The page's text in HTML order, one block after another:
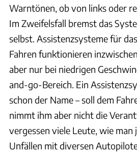
Warntönen, ob von links oder
Im Zweifelsfall bremst das
selbst. Assistenzsysteme für
Fahren funktionieren
aber nur bei niedrigen
and-go-Bereich. Ein
schon der Name – soll dem
nimmt ihm aber nicht die
vergessen viele Leute, wie man
Unfällen mit diversen